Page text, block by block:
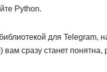
Python.
для Telegram,
сразу станет